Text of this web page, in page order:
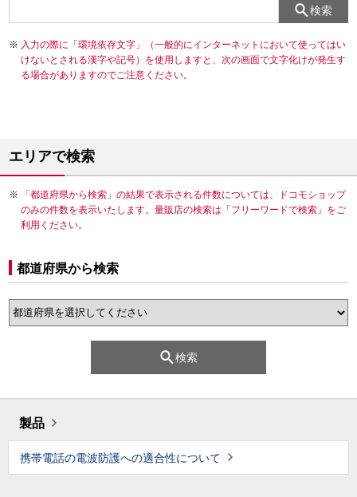
検索
入力の際に「環境依存文字」（一般的にインターネットにおいて使ってはい
けないとされる漢字や記号）を使用しますと、次の画面で文字化けが発生す
る場合がありますのでご注意ください。
エリアで検索
「都道府県から検索」の結果で表示される件数については、ドコモショップ
のみの件数を表示いたします。量販店の検索は「フリーワードで検索」をご
利用ください。
都道府県から検索
検索
製品
携帯電話の電波防護への適合性について